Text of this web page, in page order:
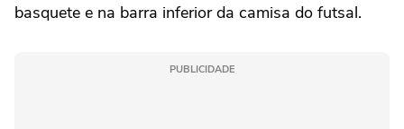
basquete e na barra inferior da camisa do futsal.
PUBLICIDADE